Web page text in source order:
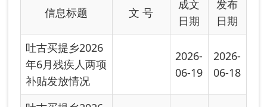
金发放情况
06-19 06-18
吐古买提乡2026
年6月农村居民最
低生活保障金...
06-18
吐古买提乡2026
年6月城镇居民最
2026-
2026-